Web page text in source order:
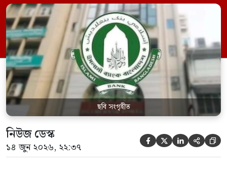
ব্যাংকের পক্ষ থেকে এই তথ্য জানানো হয়েছে।
চলমান সংকট মোকাবিলায় এ সিদ্ধান্ত নিয়েছে
বাংলাদেশ ব্যাংক। বাংলাদেশ ব্যাংক জানায়,
ব্যাংক কোম্পানি আইন, ১৯৯১-এর ৪৫ ধারায় ও
৪৭(৩) ধারায় বাংলাদেশ […]
ছবি সংগৃহীত
নিউজ ডেস্ক
১৪ জুন ২০২৬, ২২:৩৭     